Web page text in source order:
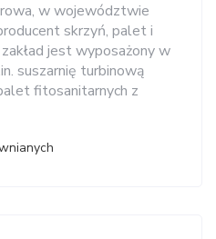
w województwie
skrzyń, palet i
jest wyposażony w
suszarnię turbinową
fitosanitarnych z